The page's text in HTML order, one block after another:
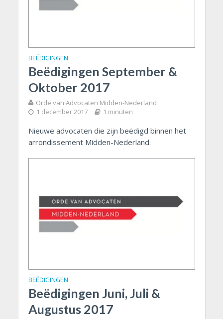
BEËDIGINGEN
Beëdigingen September &
Oktober 2017
Orde van Advocaten Midden-Nederland
1 december 2017 1 minuten
Nieuwe advocaten die zijn beëdigd binnen het
arrondissement Midden-Nederland.
BEËDIGINGEN
Beëdigingen Juni, Juli &
Augustus 2017